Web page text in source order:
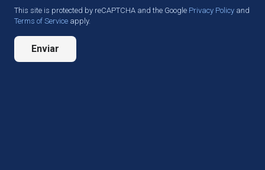
This site is protected by reCAPTCHA and the Google Privacy Policy and
Terms of Service apply.
Enviar